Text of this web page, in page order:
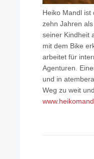
Heiko Mandl
zehn Jahren
seiner Kindheit
mit dem Bike
arbeitet für
Agenturen.
und in
Weg zu weit